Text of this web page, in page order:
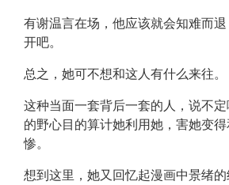
有谢温言在场，他应该就会知难而
开吧。
总之，她可不想和这人有什么来往。
这种当面一套背后一套的人，说不
的野心目的算计她利用她，害她变
惨。
想到这里，她又回忆起漫画中景绪的